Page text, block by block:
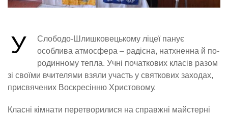
У
Слободо-Шлишковецькому ліцеї панує
особлива атмосфера – радісна, натхненна й по-
родинному тепла. Учні початкових класів разом
зі своїми вчителями взяли участь у святкових заходах,
присвячених Воскресінню Христовому.
Класні кімнати перетворилися на справжні майстерні